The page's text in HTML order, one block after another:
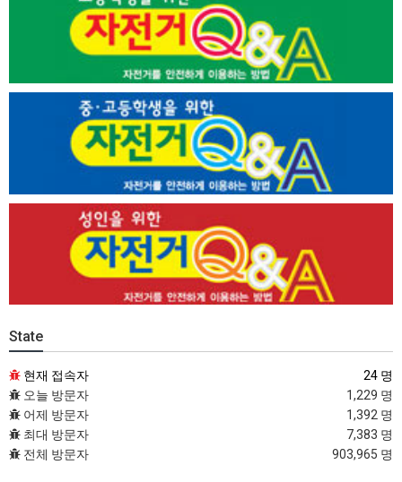
State
현재 접속자
24 명
오늘 방문자
1,229 명
어제 방문자
1,392 명
최대 방문자
7,383 명
전체 방문자
903,965 명